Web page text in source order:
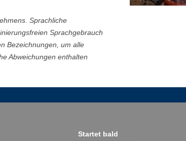
Sprachliche
Sprachgebrauch
Bezeichnungen, um alle
Abweichungen enthalten
Startet bald